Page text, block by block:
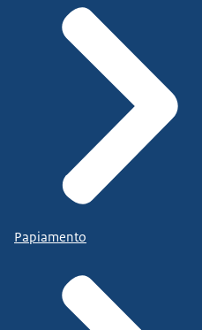
Papiamento